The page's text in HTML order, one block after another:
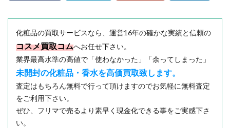
化粧品の買取サービスなら、運営16年の確かな実績と信頼の
コスメ買取コムへお任せ下さい。
業界最高水準の高値で「使わなかった」「余ってしまった」
未開封の化粧品・香水を高価買取致します。
査定はもちろん無料で行って頂けますのでお気軽に無料査定
をご利用下さい。
ぜひ、フリマで売るより素早く現金化できる事をご実感下さ
い。